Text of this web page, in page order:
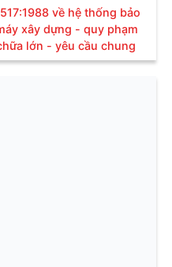
về hệ thống bảo
xây dựng - quy phạm
lớn - yêu cầu chung